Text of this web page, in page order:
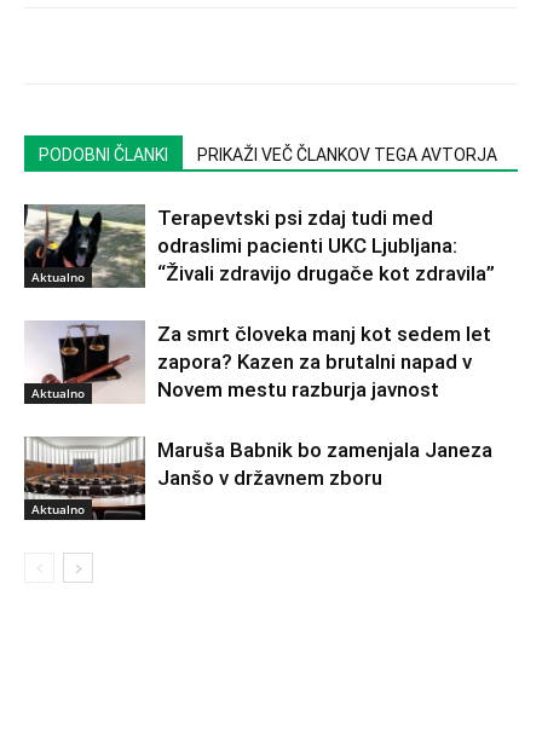
PODOBNI ČLANKI PRIKAŽI VEČ ČLANKOV TEGA AVTORJA
Aktualno
Terapevtski psi zdaj tudi med
odraslimi pacienti UKC Ljubljana:
“Živali zdravijo drugače kot zdravila”
Aktualno
Za smrt človeka manj kot sedem let
zapora? Kazen za brutalni napad v
Novem mestu razburja javnost
Aktualno
Maruša Babnik bo zamenjala Janeza
Janšo v državnem zboru